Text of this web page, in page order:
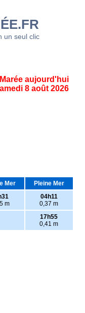
un seul clic
Marée aujourd'hui
8 août 2026
Mer Pleine Mer
m
04h11
0,37 m
17h55
0,41 m